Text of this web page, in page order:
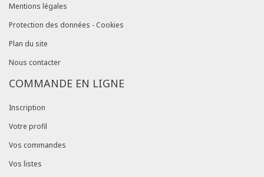
Mentions légales
Protection des données - Cookies
Plan du site
Nous contacter
COMMANDE EN LIGNE
Inscription
Votre profil
Vos commandes
Vos listes